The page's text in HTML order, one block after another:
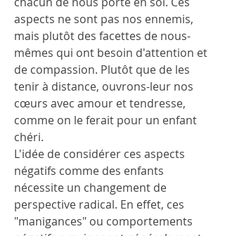
aspects ne sont pas nos ennemis,
mais plutôt des facettes de nous-
mêmes qui ont besoin d'attention et
de compassion. Plutôt que de les
tenir à distance, ouvrons-leur nos
cœurs avec amour et tendresse,
comme on le ferait pour un enfant
chéri.
L'idée de considérer ces aspects
négatifs comme des enfants
nécessite un changement de
perspective radical. En effet, ces
"manigances" ou comportements